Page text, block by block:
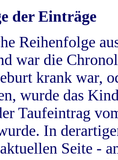
der Einträge
Reihenfolge
war die
krank war,
wurde das
Taufeintrag
In
Seite -